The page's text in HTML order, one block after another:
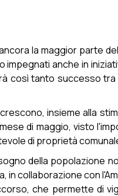
la maggior parte
anche in
così tanto successo
insieme alla
di maggio, visto
di proprietà
della popolazione
collaborazione con
che permette di